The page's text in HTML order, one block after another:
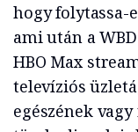
hogy folytassa-
ami után a
HBO Max
televíziós
egészének